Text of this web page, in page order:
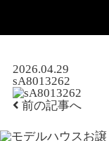
2026.04.29
sA8013262
前の記事へ